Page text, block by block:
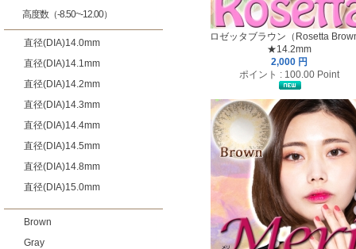
高度数（-8.50~-12.00）
直径(DIA)14.0mm
直径(DIA)14.1mm
直径(DIA)14.2mm
直径(DIA)14.3mm
直径(DIA)14.4mm
直径(DIA)14.5mm
直径(DIA)14.8mm
直径(DIA)15.0mm
Brown
Gray
ロゼッタブラウン（Rosetta
★14.2mm
2,000 円
ポイント : 100.00 Point